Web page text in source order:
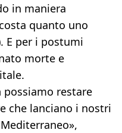
in maniera
quanto uno
E per i postumi
morte e
possiamo restare
che lanciano i nostri